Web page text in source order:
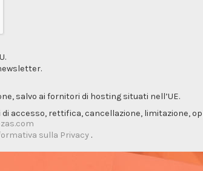
salvo ai fornitori di hosting situati nell’UE.
accesso, rettifica, cancellazione, limitazione,
sulla Privacy .